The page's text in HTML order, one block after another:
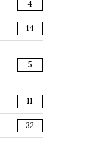
4
14
5
11
32